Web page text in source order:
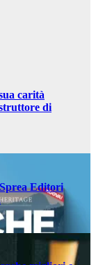
carità
di
Editori